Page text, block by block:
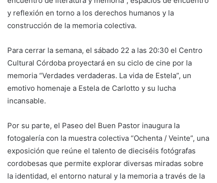
y reflexión en torno a los derechos humanos y la
construcción de la memoria colectiva.
Para cerrar la semana, el sábado 22 a las 20:30 el Centro
Cultural Córdoba proyectará en su ciclo de cine por la
memoria “Verdades verdaderas. La vida de Estela”, un
emotivo homenaje a Estela de Carlotto y su lucha
incansable.
Por su parte, el Paseo del Buen Pastor inaugura la
fotogalería con la muestra colectiva “Ochenta / Veinte”, una
exposición que reúne el talento de dieciséis fotógrafas
cordobesas que permite explorar diversas miradas sobre
la identidad, el entorno natural y la memoria a través de la